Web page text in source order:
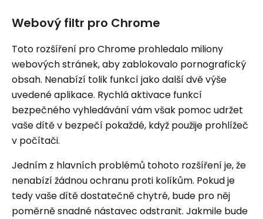
Webový filtr pro Chrome
Toto rozšíření pro Chrome prohledalo miliony
webových stránek, aby zablokovalo pornografický
obsah. Nenabízí tolik funkcí jako další dvě výše
uvedené aplikace. Rychlá aktivace funkcí
bezpečného vyhledávání vám však pomoc udržet
vaše dítě v bezpečí pokaždé, když použije prohlížeč
v počítači.
Jedním z hlavních problémů tohoto rozšíření je, že
nenabízí žádnou ochranu proti kolíkům. Pokud je
tedy vaše dítě dostatečně chytré, bude pro něj
poměrně snadné nástavec odstranit. Jakmile bude